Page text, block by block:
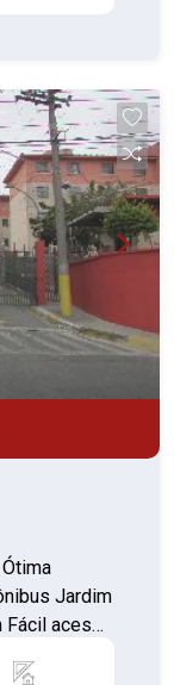
piso em
até o teto
de
Jardim
acesso